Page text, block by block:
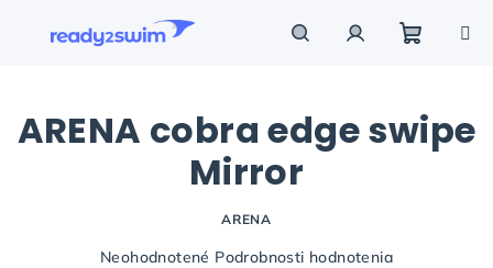
košík
ARENA cobra edge swipe
Mirror
ARENA
Priemerné
Neohodnotené Podrobnosti hodnotenia